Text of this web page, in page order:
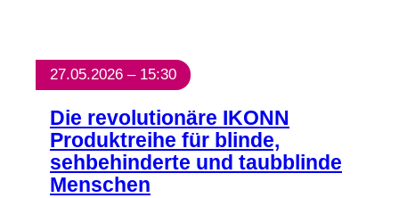
27.05.2026 – 15:30
Die revolutionäre IKONN
Produktreihe für blinde,
sehbehinderte und taubblinde
Menschen